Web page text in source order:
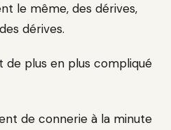
le même, des dérives,
dérives.
de plus en plus compliqué
de connerie à la minute